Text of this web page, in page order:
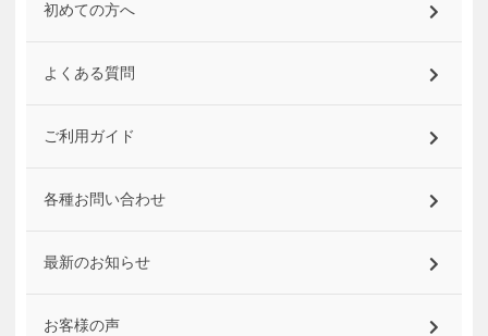
初めての方へ
よくある質問
ご利用ガイド
各種お問い合わせ
最新のお知らせ
お客様の声